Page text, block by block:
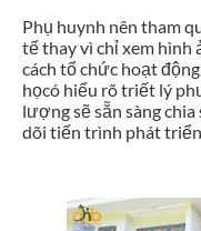
Phụ huynh nên tham
tế thay vì chỉ xem hình
cách tổ chức hoạt
họcó hiểu rõ triết lý
lượng sẽ sẵn sàng
dõi tiến trình phát